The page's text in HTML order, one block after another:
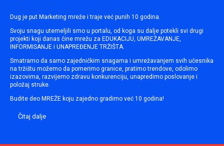
Dug je put Marketing mreže i traje već punih 10 godina.
Svoju snagu utemeljili smo u portalu, od koga su dalje potekli svi drugi
projekti koji danas čine mrežu za EDUKACIJU, UMREŽAVANJE,
INFORMISANJE i UNAPREĐENJE TRŽIŠTA.
Smatramo da samo zajedničkim snagama i umrežavanjem svih učesnika
na tržištu možemo da pomerimo granice, pratimo trendove, odolimo
izazovima, razvijemo zdravu konkurenciju, unapredimo poslovanje i
položaj struke.
Budite deo MREŽE koju zajedno gradimo već 10 godina!
Čitaj dalje